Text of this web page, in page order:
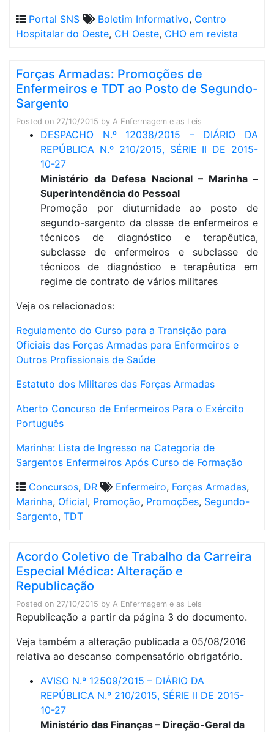
Portal SNS
Boletim Informativo, Centro
Hospitalar do Oeste, CH Oeste, CHO em revista
Forças Armadas: Promoções de
Enfermeiros e TDT ao Posto de Segundo-
Sargento
Posted on 27/10/2015 by A Enfermagem e as Leis
DESPACHO N.º 12038/2015 – DIÁRIO DA
REPÚBLICA N.º 210/2015, SÉRIE II DE 2015-
10-27
Ministério da Defesa Nacional – Marinha –
Superintendência do Pessoal
Promoção por diuturnidade ao posto de
segundo-sargento da classe de enfermeiros e
técnicos de diagnóstico e terapêutica,
subclasse de enfermeiros e subclasse de
técnicos de diagnóstico e terapêutica em
regime de contrato de vários militares
Veja os relacionados:
Regulamento do Curso para a Transição para
Oficiais das Forças Armadas para Enfermeiros e
Outros Profissionais de Saúde
Estatuto dos Militares das Forças Armadas
Aberto Concurso de Enfermeiros Para o Exército
Português
Marinha: Lista de Ingresso na Categoria de
Sargentos Enfermeiros Após Curso de Formação
Concursos, DR Enfermeiro, Forças Armadas,
Marinha, Oficial, Promoção, Promoções, Segundo-
Sargento, TDT
Acordo Coletivo de Trabalho da Carreira
Especial Médica: Alteração e
Republicação
Posted on 27/10/2015 by A Enfermagem e as Leis
Republicação a partir da página 3 do documento.
Veja também a alteração publicada a 05/08/2016
relativa ao descanso compensatório obrigatório.
AVISO N.º 12509/2015 – DIÁRIO DA
REPÚBLICA N.º 210/2015, SÉRIE II DE 2015-
10-27
Ministério das Finanças – Direção-Geral da